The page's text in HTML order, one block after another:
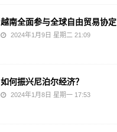
越南全面参与全球自由贸易协定
2024年1月9日 星期二 21:09
如何振兴尼泊尔经济？
2024年1月8日 星期一 17:53